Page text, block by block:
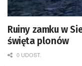
Ruiny zamku w
święta plonów
0 UDOST.